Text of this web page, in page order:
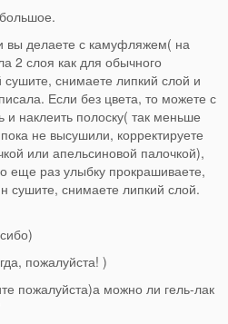
вы делаете с камуфляжем( на
2 слоя как для обычного
снимаете липкий слой и
Если без цвета, то можете с
и наклеить полоску( так меньше
не высушили, корректируете
или апельсиновой палочкой),
еще раз улыбку прокрашиваете,
сушите, снимаете липкий слой.
пожалуйста! )
пожалуйста)а можно ли гель-лак